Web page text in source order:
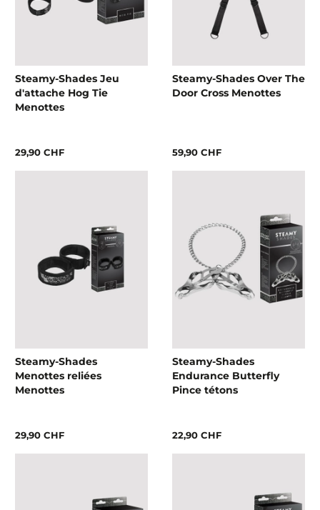
Steamy-Shades Jeu
d'attache Hog Tie
Menottes
29,90 CHF
Steamy-Shades Over The
Door Cross Menottes
59,90 CHF
Steamy-Shades
Menottes reliées
Menottes
29,90 CHF
Steamy-Shades
Endurance Butterfly
Pince tétons
22,90 CHF